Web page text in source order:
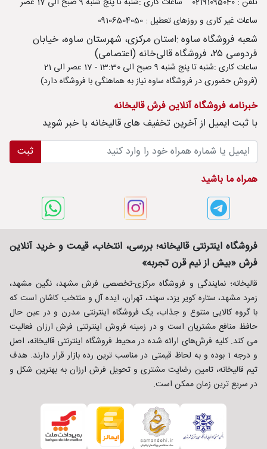
ساعات غیر کاری و روزهای تعطیل : 09106504050
شعبه فروشگاه ساوه :استان مرکزی، شهرستان ساوه، خیابان
فردوسی ۲۵، فروشگاه قالی‌خانه (اعتصامی)
ساعات کاری :شنبه تا پنج شنبه 9 صبح الی 13:30 - 17 عصر الی 21
(فروش حضوری در فروشگاه ساوه نیاز به هماهنگی با فروشگاه دارد)
خبرنامه فروشگاه آنلاین فرش قالیخانه
با ثبت ايميل از آخرین تخفیف های قالیخانه با خبر شوید
ثبت
همراه ما باشید
فروشگاه اینترنتی قالیخانه؛ بررسی، انتخاب، قیمت و خرید آنلاین
فرش «بیش از نیم قرن تجربه»
قالیخانه؛ نمایندگی و فروشگاه مرکزی-تخصصی فرش مشهد، نگین مشهد،
زمرد مشهد، ستاره کویر یزد، سهند، تهران، ایده آل و منتخب کاشان است که
با گروه کالایی متنوع و جذاب، یک فروشگاه اینترنتی مدرن و در عین حال
حافظ منافع مشتریان است و در زمینه فروش اینترنتی فرش ارزان فعالیت
می کند. کلیه فرش‌های ارائه شده در محیط فروشگاه اینترنتی قالیخانه، اصل
و درجه 1 بوده و به لحاظ قیمتی در مناسب ترین رده بازار قرار دارند. هدف
تیم قالیخانه، تامین رضایت مشتری و تحویل فرش ارزان به بهترین شکل و
در سریع ترین زمان ممکن است.